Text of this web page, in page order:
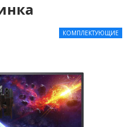
КОМПЛЕКТУЮЩИЕ